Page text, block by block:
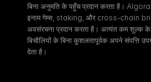
बिना अनुमति के पहुँच प्रदान करता है।
इनाम गेम्स, staking, और cross-chain
अवसंरचना प्रदान करता है। अत्यंत कम शुल्क
बिचौलियों के बिना कुशलतापूर्वक अपने संपत्ति
देता है।